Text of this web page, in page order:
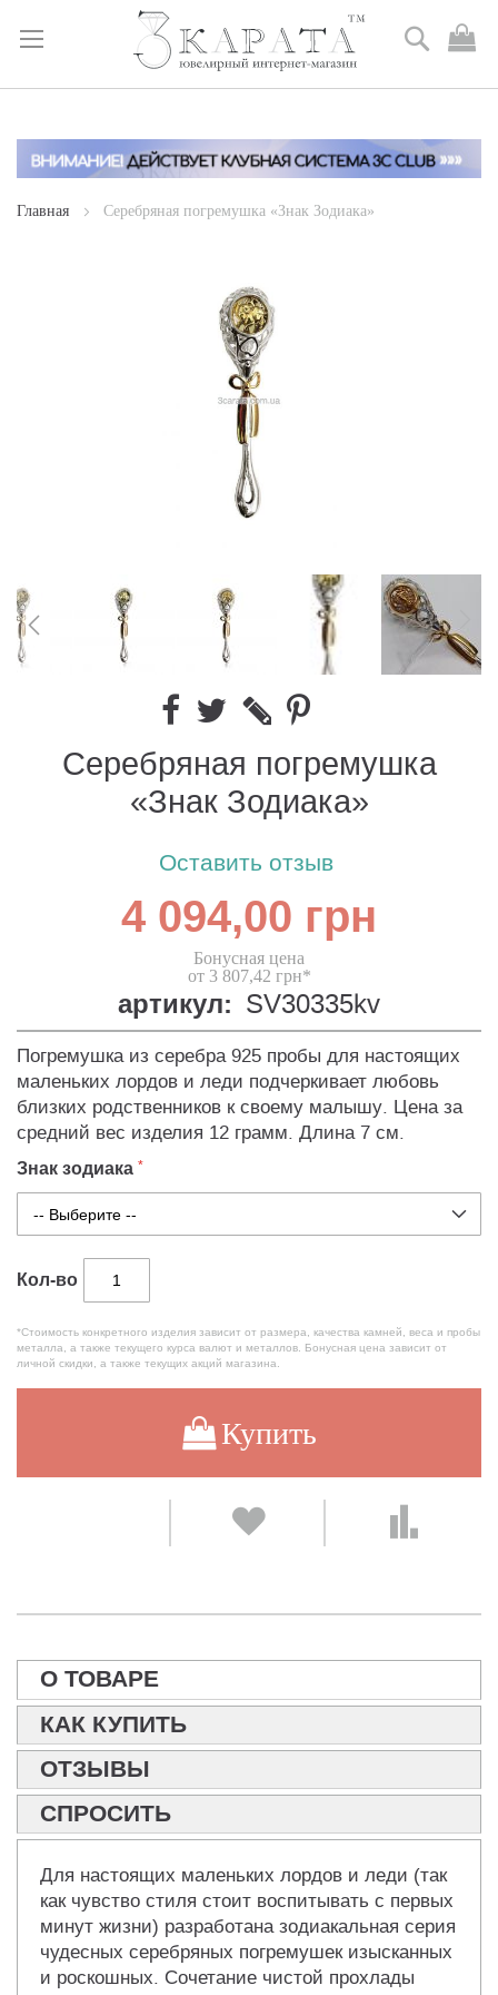
Skip
Content
Поиск
Главная Серебряная погремушка «Знак Зодиака»
Серебряная погремушка
«Знак Зодиака»
Оставить отзыв
4 094,00 грн
Бонусная цена
от 3 807,42 грн*
артикул: SV30335kv
Погремушка из серебра 925 пробы для настоящих
маленьких лордов и леди подчеркивает любовь
близких родственников к своему малышу. Цена за
средний вес изделия 12 грамм. Длина 7 см.
Знак зодиака
Кол-во
*Стоимость конкретного изделия зависит от размера, качества камней, веса и пробы
металла, а также текущего курса валют и металлов. Бонусная цена зависит от
личной скидки, а также текущих акций магазина.
Купить
О ТОВАРЕ
КАК КУПИТЬ
ОТЗЫВЫ
СПРОСИТЬ
Для настоящих маленьких лордов и леди (так
как чувство стиля стоит воспитывать с первых
минут жизни) разработана зодиакальная серия
чудесных серебряных погремушек изысканных
и роскошных. Сочетание чистой прохлады